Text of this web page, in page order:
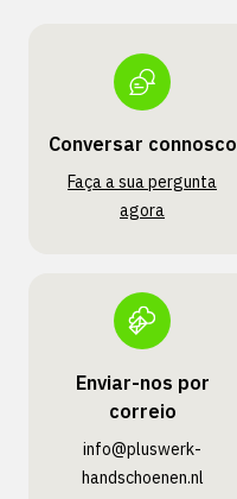
Conversar connosco
Faça a sua pergunta
agora
Enviar-nos por
correio
info@pluswerk­
handschoenen.nl